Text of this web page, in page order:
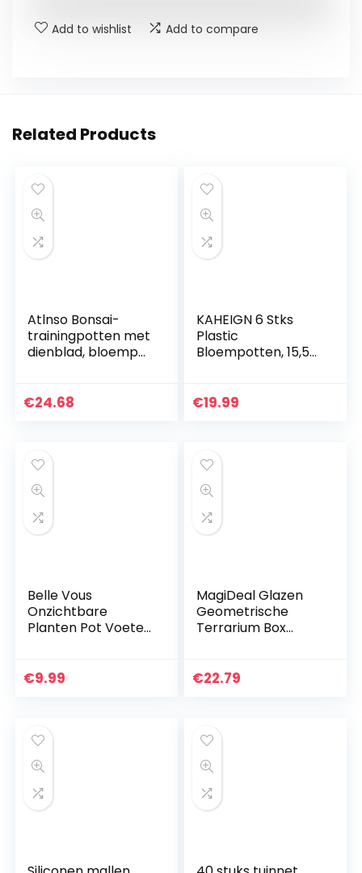
Add to wishlist Add to compare
Related Products
Atlnso Bonsai-
trainingpotten met
dienblad, bloempot
vetplanten,
€24.68
KAHEIGN 6 Stks
Plastic
Bloempotten, 15,5
Container Indoor
€19.99
Belle Vous
Onzichtbare
Planten Pot Voeten
Zwarte Bloempot
€9.99
MagiDeal Glazen
Geometrische
Terrarium Box
Bloempot – Koper,
€22.79